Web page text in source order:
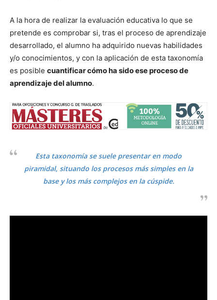
A la hora de realizar la evaluación educativa lo que se
pretende es comprobar si, tras el proceso de aprendizaje
desarrollado, el alumno ha adquirido nuevas habilidades
y/o conocimientos, y con la aplicación de esta taxonomía
es posible cuantificar cómo ha sido ese proceso de
aprendizaje del alumno.
Esta taxonomía se suele presentar en modo
piramidal, situando los procesos más simples en la
base y los más complejos en la cúspide.